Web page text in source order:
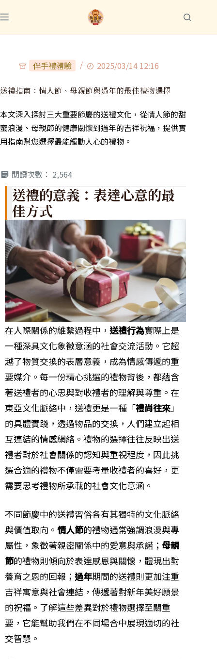
伴手禮體驗 2025/03/14 12:16
送禮指南：情人節、母親節與過年的最佳禮物選擇
本文深入探討三大重要節慶的送禮文化，從情人節的甜
蜜浪漫、母親節的健康關懷到過年的吉祥祝福，提供實
用指南幫您選擇最能觸動人心的禮物。
閱讀次數： 2,564
送禮的意義：表達心意的最
佳方式
在人際關係的維繫過程中， 送禮行為實際上是
一種深具文化象徵意涵的社會交流活動。它超
越了物質交換的表層意義，成為情感傳遞的重
要媒介。每一份精心挑選的禮物背後，都蘊含
著送禮者的心思與對收禮者的理解與尊重。在
東亞文化脈絡中，送禮更是一種「禮尚往來」
的具體實踐，透過物品的交換，人們建立起相
互連結的情感網絡。禮物的選擇往往反映出送
禮者對於社會關係的認知與重視程度，因此挑
選合適的禮物不僅需要考量收禮者的喜好，更
需要思考禮物所承載的社會文化意涵。
不同節慶中的送禮習俗各有其獨特的文化脈絡
與價值取向。 情人節的禮物通常強調浪漫與專
屬性，象徵著親密關係中的愛意與承諾； 母親
節的禮物則傾向於表達感恩與關懷，體現出對
養育之恩的回報； 過年期間的送禮則更加注重
吉祥寓意與社會連結，傳遞著對新年美好願景
的祝福。了解這些差異對於禮物選擇至關重
要，它能幫助我們在不同場合中展現適切的社
交智慧。